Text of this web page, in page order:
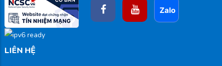
LIÊN HỆ